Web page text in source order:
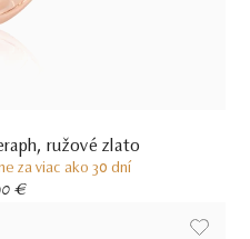
ružové zlato
za viac ako 30 dní
€